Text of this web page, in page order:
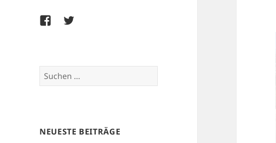
FacebookTwitter
Suchen
nach:
NEUESTE BEITRÄGE